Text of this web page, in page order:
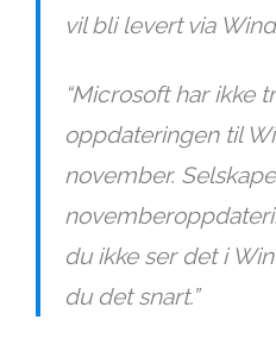
vil bli levert via
“Microsoft har ikke
oppdateringen til
november.
du ikke ser det i
du det snart.”